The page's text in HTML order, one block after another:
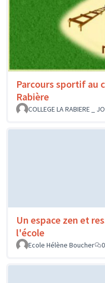
Parcours sportif au
Rabière
COLLEGE LA RABIERE _
Un espace zen et
l'école
Ecole Hélène Boucher
0